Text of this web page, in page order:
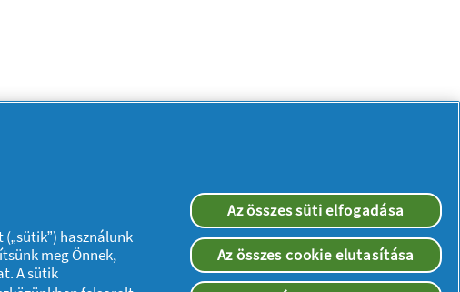
nyilatkozat
használunk
meg Önnek,
A sütik
Az összes süti elfogadása
Az összes cookie elutasítása